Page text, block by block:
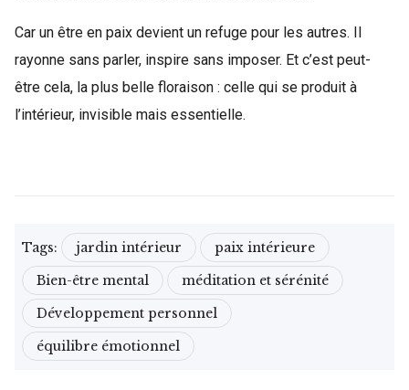
Car un être en paix devient un refuge pour les autres. Il
rayonne sans parler, inspire sans imposer. Et c’est peut-
être cela, la plus belle floraison : celle qui se produit à
l’intérieur, invisible mais essentielle.
Tags: jardin intérieur
paix intérieure
Bien-être mental
méditation et sérénité
Développement personnel
équilibre émotionnel